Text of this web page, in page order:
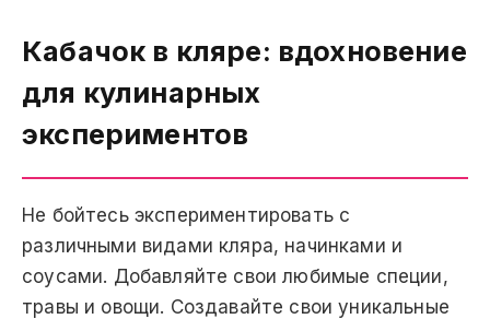
Кабачок в кляре: вдохновение
для кулинарных
экспериментов
Не бойтесь экспериментировать с
различными видами кляра, начинками и
соусами. Добавляйте свои любимые специи,
травы и овощи. Создавайте свои уникальные